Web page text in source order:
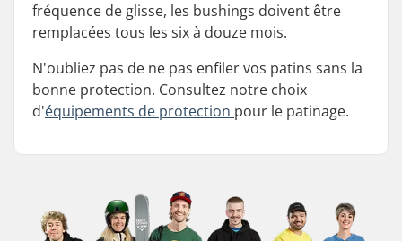
fréquence de glisse, les bushings doivent être
remplacées tous les six à douze mois.
N'oubliez pas de ne pas enfiler vos patins sans la
bonne protection. Consultez notre choix
d'équipements de protection pour le patinage.